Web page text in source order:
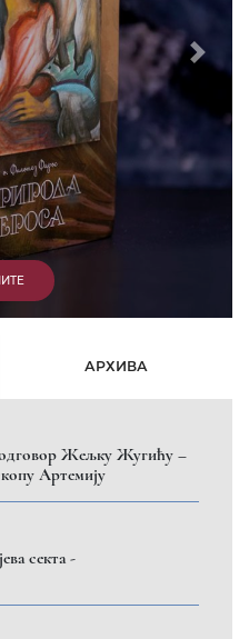
АРХИВА
одговор Жељку Жугићу –
Артемију
секта -